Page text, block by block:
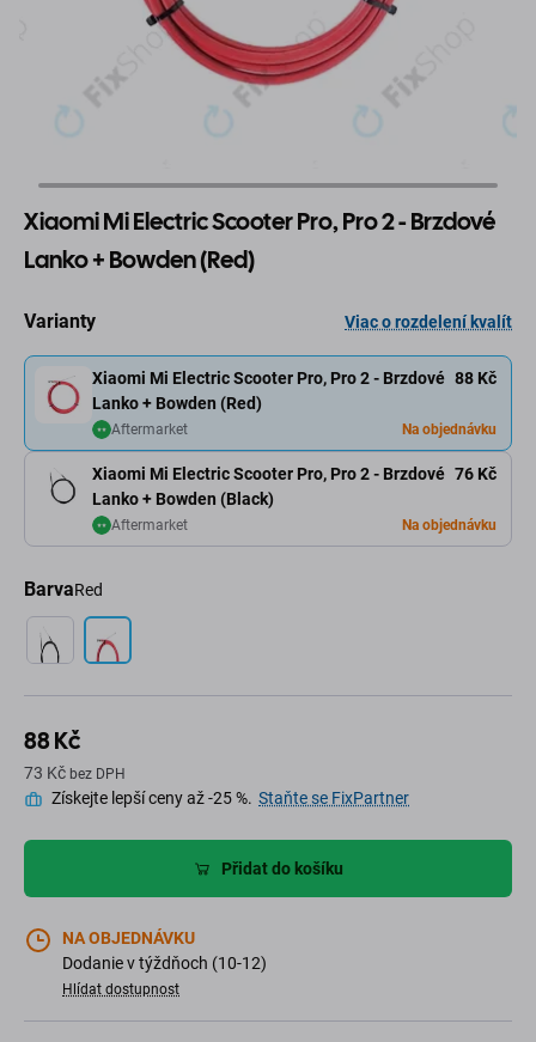
Xiaomi Mi Electric Scooter Pro, Pro 2 - Brzdové
Lanko + Bowden (Red)
Varianty Viac o rozdelení kvalít
Xiaomi Mi Electric Scooter Pro, Pro 2 - Brzdové
Lanko + Bowden (Red)
88 Kč
Aftermarket Na objednávku
Xiaomi Mi Electric Scooter Pro, Pro 2 - Brzdové
Lanko + Bowden (Black)
76 Kč
Aftermarket Na objednávku
BarvaRed
88 Kč
73 Kč bez DPH
Získejte lepší ceny až -25 %. Staňte se FixPartner
Přidat do košíku
NA OBJEDNÁVKU
Dodanie v týždňoch (10-12)
Hlídat dostupnost